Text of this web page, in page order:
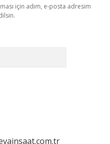
için adım, e-posta adresim